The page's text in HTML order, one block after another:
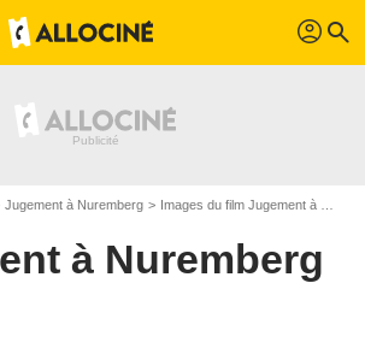
profil search
Jugement à Nuremberg Images du film Jugement à Nuremberg
à Nuremberg